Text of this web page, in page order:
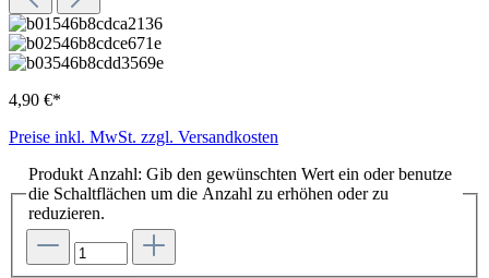
4,90 €*
Preise inkl. MwSt. zzgl. Versandkosten
Produkt Anzahl: Gib den gewünschten Wert ein oder benutze
die Schaltflächen um die Anzahl zu erhöhen oder zu
reduzieren.